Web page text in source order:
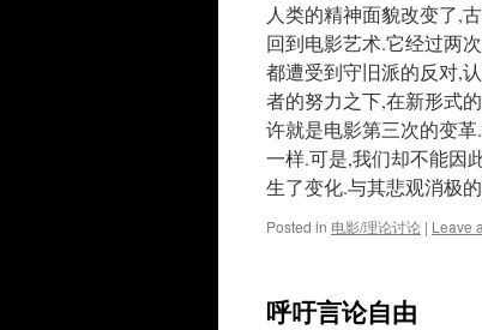
人类的精神面貌改变了,
回到电影艺术.它经过两
都遭受到守旧派的反对,
者的努力之下,在新形式
许就是电影第三次的变
一样.可是,我们却不能因
生了变化.与其悲观消极
Posted in 电影/理论讨论 | Leave
呼吁言论自由